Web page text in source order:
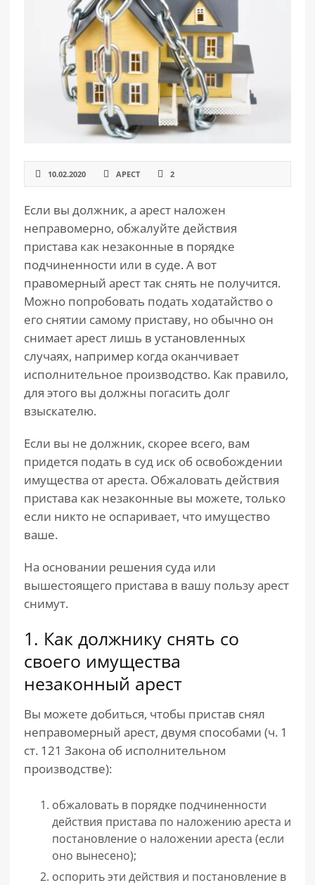
10.02.2020 АРЕСТ 2
Если вы должник, а арест наложен
неправомерно, обжалуйте действия
пристава как незаконные в порядке
подчиненности или в суде. А вот
правомерный арест так снять не получится.
Можно попробовать подать ходатайство о
его снятии самому приставу, но обычно он
снимает арест лишь в установленных
случаях, например когда оканчивает
исполнительное производство. Как правило,
для этого вы должны погасить долг
взыскателю.
Если вы не должник, скорее всего, вам
придется подать в суд иск об освобождении
имущества от ареста. Обжаловать действия
пристава как незаконные вы можете, только
если никто не оспаривает, что имущество
ваше.
На основании решения суда или
вышестоящего пристава в вашу пользу арест
снимут.
1. Как должнику снять со
своего имущества
незаконный арест
Вы можете добиться, чтобы пристав снял
неправомерный арест, двумя способами (ч. 1
ст. 121 Закона об исполнительном
производстве):
обжаловать в порядке подчиненности
действия пристава по наложению ареста и
постановление о наложении ареста (если
оно вынесено);
оспорить эти действия и постановление в